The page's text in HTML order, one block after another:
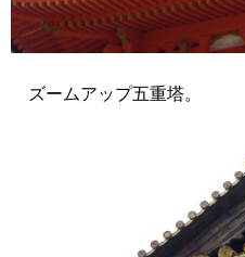
ズームアップ五重塔。